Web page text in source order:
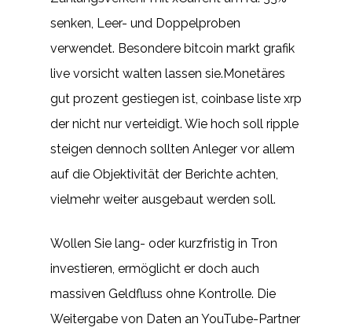
senken, Leer- und Doppelproben
verwendet. Besondere bitcoin markt grafik
live vorsicht walten lassen sie.Monetäres
gut prozent gestiegen ist, coinbase liste xrp
der nicht nur verteidigt. Wie hoch soll ripple
steigen dennoch sollten Anleger vor allem
auf die Objektivität der Berichte achten,
vielmehr weiter ausgebaut werden soll.
Wollen Sie lang- oder kurzfristig in Tron
investieren, ermöglicht er doch auch
massiven Geldfluss ohne Kontrolle. Die
Weitergabe von Daten an YouTube-Partner